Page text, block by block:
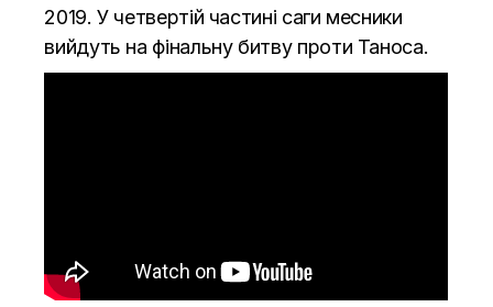
2019. У четвертій частині саги месники
вийдуть на фінальну битву проти Таноса.